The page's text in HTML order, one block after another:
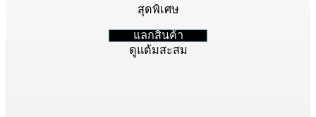
สุดพิเศษ
แลกสินค้า
ดูแต้มสะสม